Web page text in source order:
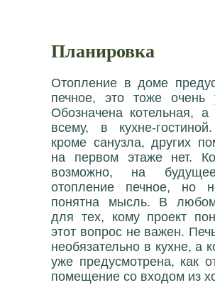
Планировка
Отопление в доме
печное, это тоже очень
Обозначена котельная, а
всему, в кухне-
кроме санузла, других
на первом этаже нет.
возможно, на
отопление печное, но
понятна мысль. В
для тех, кому проект
этот вопрос не важен.
необязательно в кухне, а
уже предусмотрена, как
помещение со входом из